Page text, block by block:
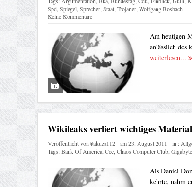
Spd, Spiegel, Sprecher, Staat, Trojaner, Wolfgang Bosbach
Keine Kommentare
Am heutigen
anlässlich des
weiterlesen...
Wikileaks verliert wichtiges
Veröffentlicht von¥akuza112 am23. August 2011 in :
Tags:Bank Of America, Ccc, Chaos Computer Club, Gigabyte,
Als Daniel
kehrte, nahm